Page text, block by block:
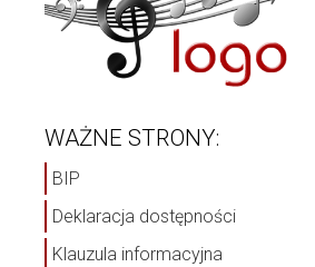
WAŻNE STRONY:
BIP
Deklaracja dostępności
Klauzula informacyjna